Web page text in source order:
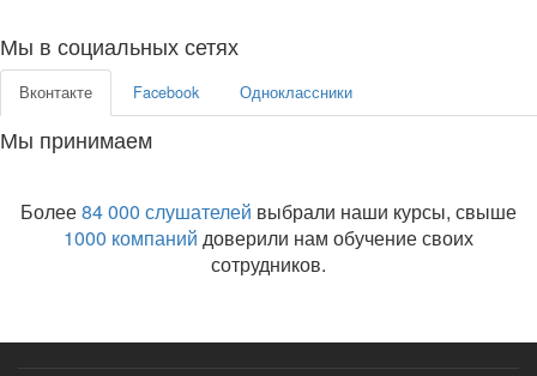
Мы в социальных сетях
Вконтакте Facebook Одноклассники
Мы принимаем
Более84 000 слушателей выбрали наши курсы, свыше
1000 компаний доверили нам обучение своих
сотрудников.